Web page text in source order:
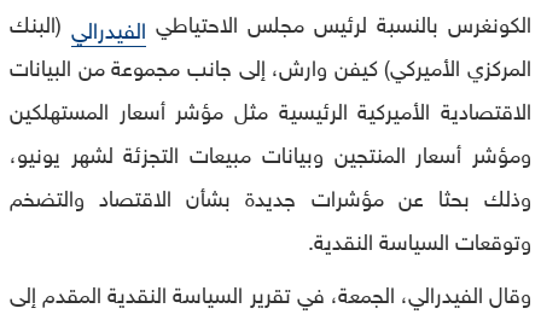
الكونغرس بالنسبة لرئيس مجلس الاحتياطي الفيدرالي (البنك
المركزي الأميركي) كيفن وارش، إلى جانب مجموعة من البيانات
الاقتصادية الأميركية الرئيسية مثل مؤشر أسعار المستهلكين
ومؤشر أسعار المنتجين وبيانات مبيعات التجزئة لشهر يونيو،
وذلك بحثا عن مؤشرات جديدة بشأن الاقتصاد والتضخم
وتوقعات السياسة النقدية.
وقال الفيدرالي، الجمعة، في تقرير السياسة النقدية المقدم إلى